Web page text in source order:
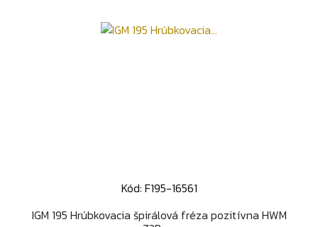
Kód: F195-16561
IGM 195 Hrúbkovacia špirálová fréza pozitívna HWM